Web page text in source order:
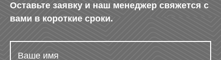
Оставьте заявку и наш менеджер свяжется с
вами в короткие сроки.